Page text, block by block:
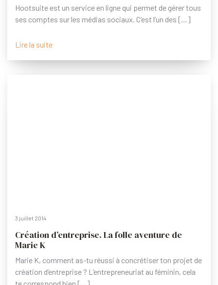
Hootsuite est un service en ligne qui permet de gérer tous
ses comptes sur les médias sociaux. C’est l’un des […]
Lire la suite
3 juillet 2014
Création d’entreprise. La folle aventure de
Marie K
Marie K, comment as-tu réussi à concrétiser ton projet de
création d’entreprise ? L’entrepreneuriat au féminin, cela